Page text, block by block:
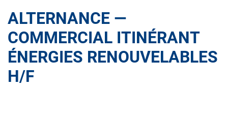
ALTERNANCE —
COMMERCIAL ITINÉRANT
ÉNERGIES RENOUVELABLES
H/F